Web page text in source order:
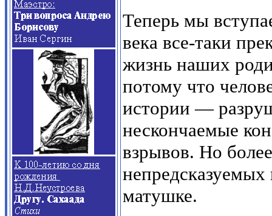
Теперь мы
века все-таки
жизнь наших
потому что
истории —
нескончаемые
взрывов. Но
матушке.